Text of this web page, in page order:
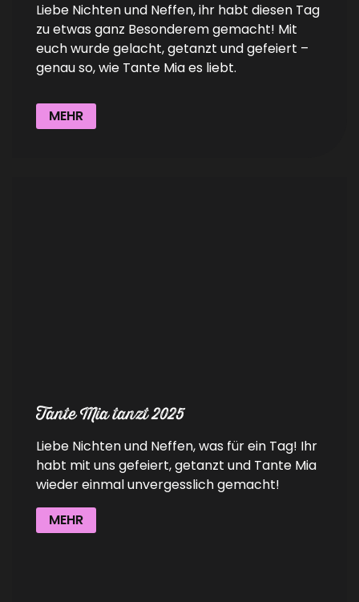
Liebe Nichten und Neffen, ihr habt diesen Tag
zu etwas ganz Besonderem gemacht! Mit
euch wurde gelacht, getanzt und gefeiert –
genau so, wie Tante Mia es liebt.
MEHR
Tante Mia tanzt 2025
Liebe Nichten und Neffen, was für ein Tag! Ihr
habt mit uns gefeiert, getanzt und Tante Mia
wieder einmal unvergesslich gemacht!
MEHR